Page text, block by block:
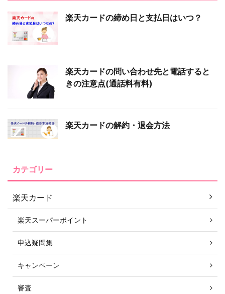
楽天カードの締め日と支払日はいつ？
楽天カードの問い合わせ先と電話すると
きの注意点(通話料有料)
楽天カードの解約・退会方法
カテゴリー
楽天カード
楽天スーパーポイント
申込疑問集
キャンペーン
審査